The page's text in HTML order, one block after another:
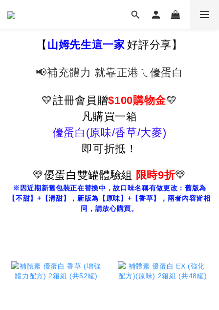
【 山姆先生這一家 好評分享】
📢補充體力 就靠正港ㄟ優蛋白
💛註冊會員贈$100購物金💛
凡購買一箱
優蛋白(原味/香草/大麥)
即可折抵！
💛優蛋白雙罐體驗組 限時9折💛
※因近期新舊包裝正在替換中，故口味名稱有做更改：舊版為
【不甜】+【清甜】，新版為【原味】+【香草】，兩者內容皆相
同，請放心購買。